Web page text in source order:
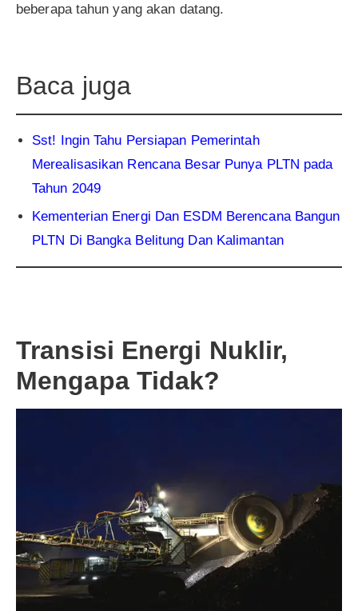
beberapa tahun yang akan datang.
Baca juga
Sst! Ingin Tahu Persiapan Pemerintah
Merealisasikan Rencana Besar Punya PLTN pada
Tahun 2049
Kementerian Energi Dan ESDM Berencana Bangun
PLTN Di Bangka Belitung Dan Kalimantan
Transisi Energi Nuklir,
Mengapa Tidak?